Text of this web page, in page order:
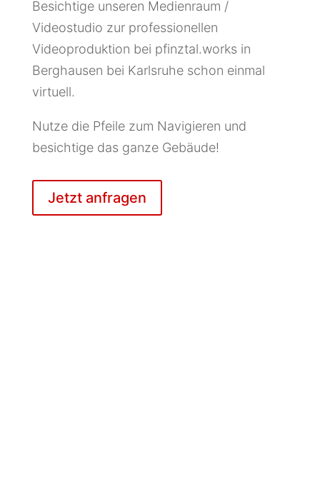
Besichtige unseren Medienraum /
Videostudio zur professionellen
Videoproduktion bei pfinztal.works in
Berghausen bei Karlsruhe schon einmal
virtuell.
Nutze die Pfeile zum Navigieren und
besichtige das ganze Gebäude!
Jetzt anfragen